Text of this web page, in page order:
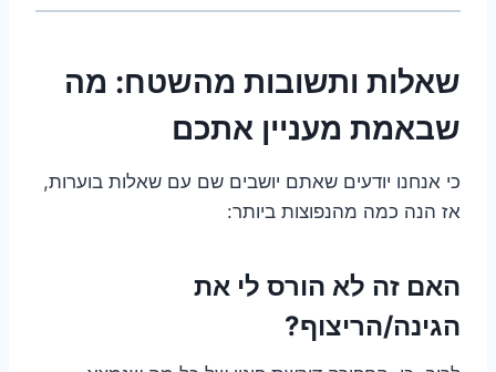
שאלות ותשובות מהשטח: מה
שבאמת מעניין אתכם
כי אנחנו יודעים שאתם יושבים שם עם שאלות בוערות,
אז הנה כמה מהנפוצות ביותר:
האם זה לא הורס לי את
הגינה/הריצוף?